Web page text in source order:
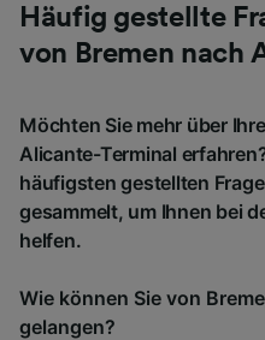
Häufig gestellte
von Bremen nach
Möchten Sie mehr über
Alicante-Terminal
häufigsten gestellten
gesammelt, um Ihnen bei
helfen.
Wie können Sie von
gelangen?